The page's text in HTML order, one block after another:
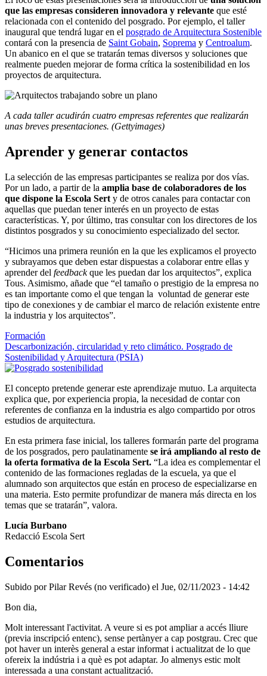
que las empresas consideren innovadora y relevante que esté
relacionada con el contenido del posgrado. Por ejemplo, el taller
inaugural que tendrá lugar en el posgrado de Arquitectura Sostenible
contará con la presencia de Saint Gobain, Soprema y Centroalum.
Un abanico en el que se tratarán temas diversos y soluciones que
realmente pueden mejorar de forma crítica la sostenibilidad en los
proyectos de arquitectura.
A cada taller acudirán cuatro empresas referentes que realizarán
unas breves presentaciones. (Gettyimages)
Aprender y generar contactos
La selección de las empresas participantes se realiza por dos vías.
Por un lado, a partir de la amplia base de colaboradores de los
que dispone la Escola Sert y de otros canales para contactar con
aquellas que puedan tener interés en un proyecto de estas
características. Y, por último, tras consultar con los directores de los
distintos posgrados y su conocimiento especializado del sector.
“Hicimos una primera reunión en la que les explicamos el proyecto
y subrayamos que deben estar dispuestas a colaborar entre ellas y
aprender del feedbackque les puedan dar los arquitectos”, explica
Tous. Asimismo, añade que “el tamaño o prestigio de la empresa no
es tan importante como el que tengan la voluntad de generar este
tipo de conexiones y de cambiar el marco de relación existente entre
la industria y los arquitectos”.
Formación
Descarbonización, circularidad y reto climático. Posgrado de
Sostenibilidad y Arquitectura (PSIA)
El concepto pretende generar este aprendizaje mutuo. La arquitecta
explica que, por experiencia propia, la necesidad de contar con
referentes de confianza en la industria es algo compartido por otros
estudios de arquitectura.
En esta primera fase inicial, los talleres formarán parte del programa
de los posgrados, pero paulatinamente se irá ampliando al resto de
la oferta formativa de la Escola Sert. “La idea es complementar el
contenido de las formaciones regladas de la escuela, ya que el
alumnado son arquitectos que están en proceso de especializarse en
una materia. Esto permite profundizar de manera más directa en los
temas que se tratarán”, valora.
Lucía Burbano
Redacció Escola Sert
Comentarios
Subido porPilar Revés (no verificado) el Jue, 02/11/2023 - 14:42
Bon dia,
Molt interessant l'activitat. A veure si es pot ampliar a accés lliure
(previa inscripció entenc), sense pertànyer a cap postgrau. Crec que
pot haver un interès general a estar informat i actualitzat de lo que
ofereix la indústria i a què es pot adaptar. Jo almenys estic molt
interessada a una constant actualització.